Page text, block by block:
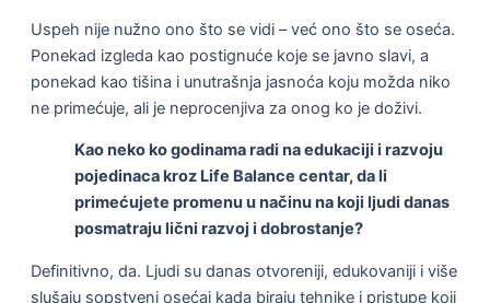
Uspeh nije nužno ono što se vidi – već ono što se oseća.
Ponekad izgleda kao postignuće koje se javno slavi, a
ponekad kao tišina i unutrašnja jasnoća koju možda niko
ne primećuje, ali je neprocenjiva za onog ko je doživi.
Kao neko ko godinama radi na edukaciji i razvoju
pojedinaca kroz Life Balance centar, da li
primećujete promenu u načinu na koji ljudi danas
posmatraju lični razvoj i dobrostanje?
Definitivno, da. Ljudi su danas otvoreniji, edukovaniji i više
slušaju sopstveni osećaj kada biraju tehnike i pristupe koji